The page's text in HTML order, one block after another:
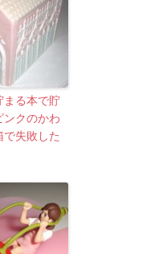
まる本で貯
ンクのかわ
で失敗した